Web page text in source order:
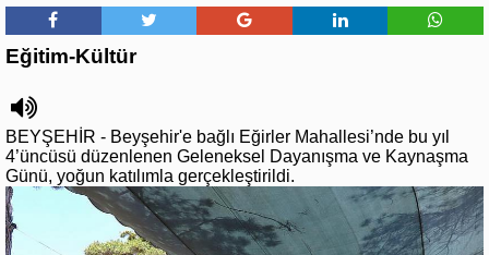
Eğitim-Kültür
BEYŞEHİR - Beyşehir'e bağlı Eğirler Mahallesi’nde bu yıl
4’üncüsü düzenlenen Geleneksel Dayanışma ve Kaynaşma
Günü, yoğun katılımla gerçekleştirildi.